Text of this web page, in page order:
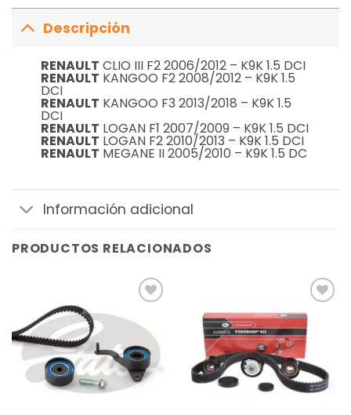
Descripción
RENAULT CLIO III F2 2006/2012 – K9K 1.5 DCI
RENAULT KANGOO F2 2008/2012 – K9K 1.5
DCI
RENAULT KANGOO F3 2013/2018 – K9K 1.5
DCI
RENAULT LOGAN F1 2007/2009 – K9K 1.5 DCI
RENAULT LOGAN F2 2010/2013 – K9K 1.5 DCI
RENAULT MEGANE II 2005/2010 – K9K 1.5 DC
Información adicional
PRODUCTOS RELACIONADOS
a la
lista de
deseos
Añadir
a la
lista de
deseos